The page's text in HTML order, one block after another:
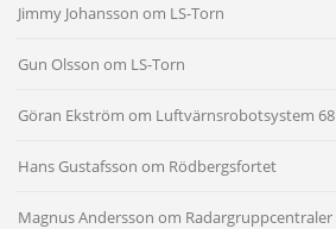
Jimmy Johansson om LS-Torn
Gun Olsson om LS-Torn
Göran Ekström om Luftvärnsrobotsystem 68
Hans Gustafsson om Rödbergsfortet
Magnus Andersson om Radargruppcentraler